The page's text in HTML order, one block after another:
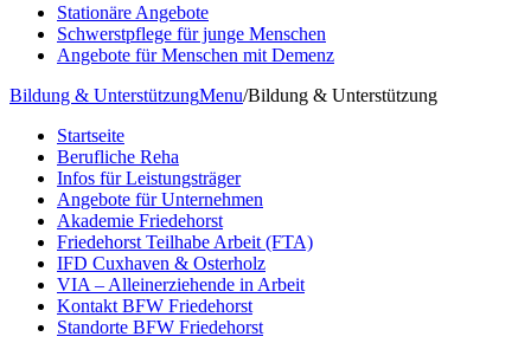
Stationäre Angebote
Schwerstpflege für junge Menschen
Angebote für Menschen mit Demenz
Bildung & UnterstützungMenu/Bildung & Unterstützung
Startseite
Berufliche Reha
Infos für Leistungsträger
Angebote für Unternehmen
Akademie Friedehorst
Friedehorst Teilhabe Arbeit (FTA)
IFD Cuxhaven & Osterholz
VIA – Alleinerziehende in Arbeit
Kontakt BFW Friedehorst
Standorte BFW Friedehorst